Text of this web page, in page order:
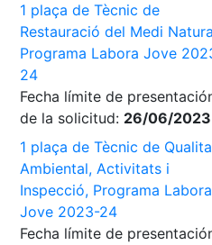
1 plaça de Tècnic de
Restauració del Medi
Programa Labora Jove
24
Fecha límite de
de la solicitud: 26/06/2023
1 plaça de Tècnic de
Ambiental, Activitats i
Inspecció, Programa Labora
Jove 2023-24
Fecha límite de